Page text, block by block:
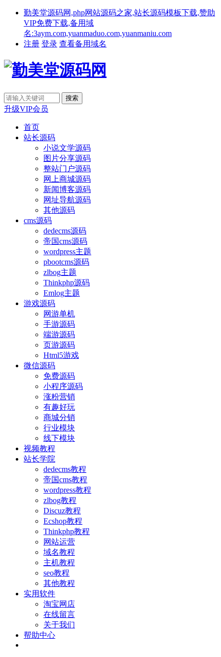
勤美堂源码网,php网站源码之家,站长源码模板下载,赞助
VIP免费下载,备用域
名:3aym.com,yuanmaduo.com,yuanmaniu.com
注册 登录 查看备用域名
升级VIP会员
首页
站长源码
小说文学源码
图片分享源码
整站门户源码
网上商城源码
新闻博客源码
网址导航源码
其他源码
cms源码
dedecms源码
帝国cms源码
wordpress主题
pbootcms源码
zlbog主题
Thinkphp源码
Emlog主题
游戏源码
网游单机
手游源码
端游源码
页游源码
Html5游戏
微信源码
免费源码
小程序源码
涨粉营销
有趣好玩
商城分销
行业模块
线下模块
视频教程
站长学院
dedecms教程
帝国cms教程
wordpress教程
zlbog教程
Discuz教程
Ecshop教程
Thinkphp教程
网站运营
域名教程
主机教程
seo教程
其他教程
实用软件
淘宝网店
在线留言
关于我们
帮助中心